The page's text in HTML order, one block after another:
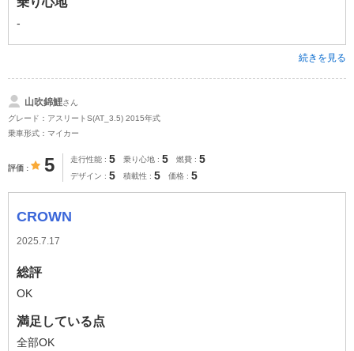
-
続きを見る
山吹錦鯉さん
グレード：アスリートS(AT_3.5) 2015年式
乗車形式：マイカー
評価 5 走行性能 5 乗り心地 5 燃費 5
デザイン 5 積載性 5 価格 5
CROWN
2025.7.17
総評
OK
満足している点
全部OK